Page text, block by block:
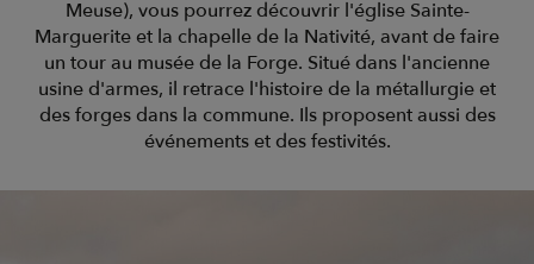
Meuse), vous pourrez découvrir l'église Sainte-
Marguerite et la chapelle de la Nativité, avant de faire
un tour au musée de la Forge. Situé dans l'ancienne
usine d'armes, il retrace l'histoire de la métallurgie et
des forges dans la commune. Ils proposent aussi des
événements et des festivités.